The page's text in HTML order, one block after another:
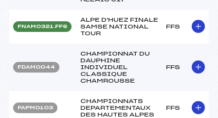
FNAM0321.FFS
ALPE D'HUEZ FINALE
SAMSE NATIONAL
TOUR
FFS
FDAM0044
CHAMPIONNAT DU
DAUPHINE
INDIVIDUEL
CLASSIQUE
CHAMROUSSE
FFS
FAPM0103
CHAMPIONNATS
DEPARTEMENTAUX
DES HAUTES ALPES
FFS